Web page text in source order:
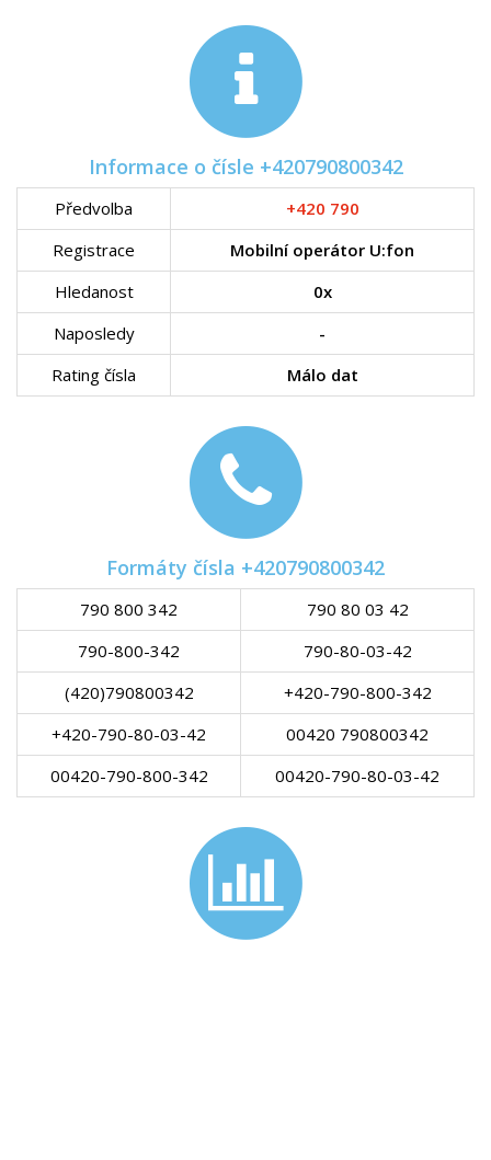
Informace o čísle +420790800342
Předvolba
+420 790
Registrace
Mobilní operátor U:fon
Hledanost
0x
Naposledy
-
Rating čísla
Málo dat
Formáty čísla +420790800342
790 800 342
790 80 03 42
790-800-342
790-80-03-42
(420)790800342
+420-790-800-342
+420-790-80-03-42
00420 790800342
00420-790-800-342
00420-790-80-03-42